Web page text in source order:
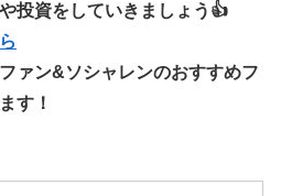
投資をしていきましょう👍
ァン&ソシャレンのおすすめフ
す！